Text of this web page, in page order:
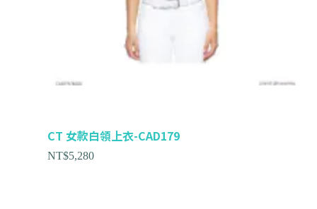
CT 女款白領上衣-CAD179
NT$5,280